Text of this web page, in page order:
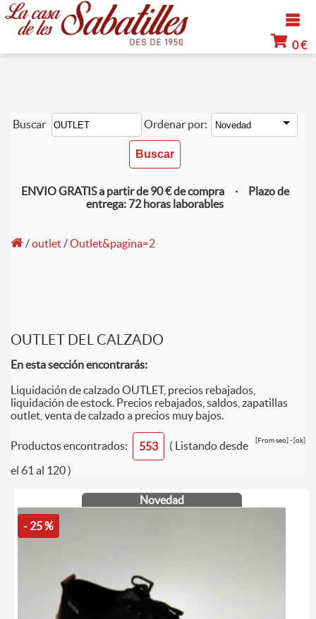
0 €
Buscar Ordenar por:
ENVIO GRATIS a partir de 90 € de compra · Plazo de
entrega: 72 horas laborables
/outlet/Outlet&pagina=2
OUTLET DEL CALZADO
En esta sección encontrarás:
Liquidación de calzado OUTLET, precios rebajados,
liquidación de estock. Precios rebajados, saldos, zapatillas
outlet, venta de calzado a precios muy bajos.
[From seo] - [ok]
Productos encontrados: 553
( Listando desde
el 61 al 120 )
Novedad
- 25 %